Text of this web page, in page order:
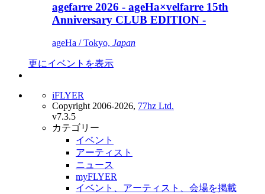
agefarre 2026 - ageHa×velfarre 15th
Anniversary CLUB EDITION -
ageHa / Tokyo, Japan
更にイベントを表示
iFLYER
Copyright 2006-2026, 77hz Ltd.
v7.3.5
カテゴリー
イベント
アーティスト
ニュース
myFLYER
イベント、アーティスト、会場を掲載